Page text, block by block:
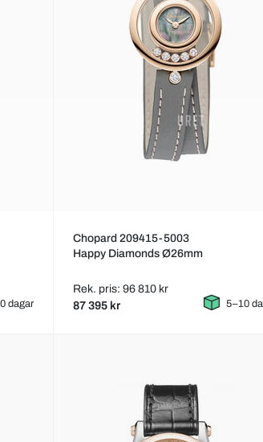
dagar
Chopard 209415-5003
Happy Diamonds Ø26mm
Rek. pris: 96 810 kr
87 395 kr 5–10